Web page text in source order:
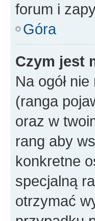
forum i
Góra
Czym jest
Na ogół
(ranga
oraz w
rang aby
konkretne
specjalną
otrzymać